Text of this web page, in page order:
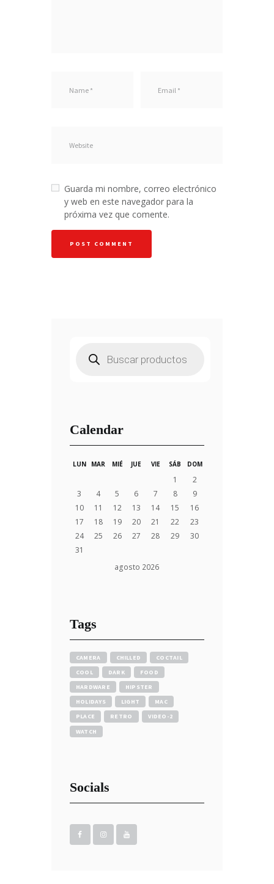
Guarda mi nombre, correo electrónico
y web en este navegador para la
próxima vez que comente.
productos
Calendar
LUN MAR MIÉ JUE VIE SÁB DOM
1
2
3
4 5 6 7 8
9
10
11 12 13 14 15
16
17
18 19 20 21 22
23
24
25 26 27 28 29
30
31
agosto 2026
Tags
CAMERA CHILLED
COCTAIL
COOL
DARK
FOOD
HARDWARE
HIPSTER
HOLIDAYS
LIGHT
MAC
PLACE
RETRO
VIDEO-2
WATCH
Socials